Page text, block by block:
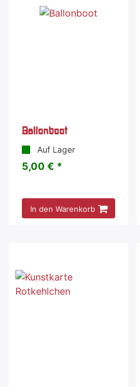
Ballonboot
Auf Lager
5,00 € *
In den Warenkorb